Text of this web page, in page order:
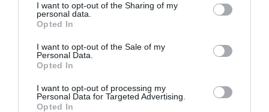
not limited to your visit or usage behaviour. You may click to
grant or deny consent to Google and its third-party tags to
use your data for below specified purposes in below Google
consent section.
I want to opt-out of the Sharing of my
personal data.
Opted In
I want to opt-out of the Sale of my
Personal Data.
Opted In
I want to opt-out of processing my
Personal Data for Targeted Advertising.
Opted In
LAKÓÉPÜLETEK LÁNGOLTAK SZERDÁN